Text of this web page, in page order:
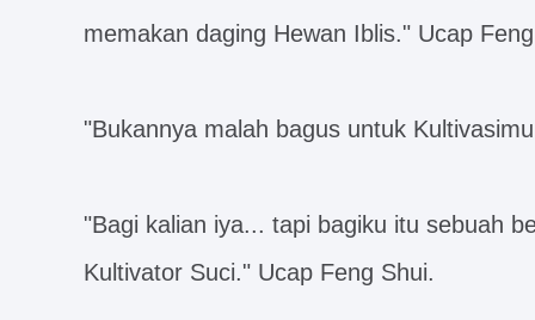
memakan daging Hewan Iblis." Ucap
"Bukannya malah bagus untuk
"Bagi kalian iya... tapi bagiku itu sebuah
Kultivator Suci." Ucap Feng Shui.